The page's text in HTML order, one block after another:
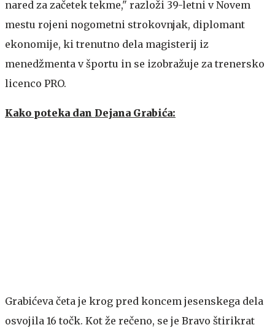
nared za začetek tekme," razloži 39-letni v Novem
mestu rojeni nogometni strokovnjak, diplomant
ekonomije, ki trenutno dela magisterij iz
menedžmenta v športu in se izobražuje za trenersko
licenco PRO.
Kako poteka dan Dejana Grabića:
Grabićeva četa je krog pred koncem jesenskega dela
osvojila 16 točk. Kot že rečeno, se je Bravo štirikrat